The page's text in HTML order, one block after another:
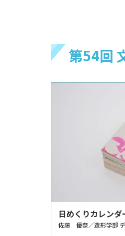
第54回
日めくりカレン
佐藤 優奈／造形学部